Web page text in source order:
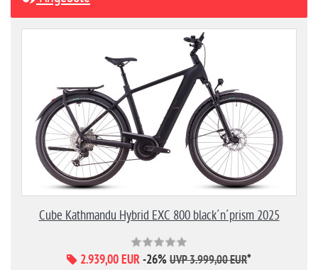
Cube Kathmandu Hybrid EXC 800 black´n´prism 2025
2.939,00 EUR-26% UVP 3.999,00 EUR*